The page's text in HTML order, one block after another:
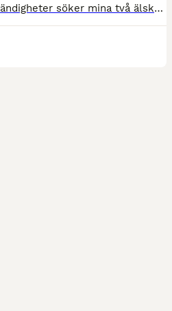
På grund av ändrade omständigheter söker mina två älskade valacker ett nytt hem tillsammans. Toppur från Virö Islandshäst, valack, 14 år, ca 145 cm, 5-gångare Toppur är en stor, snäll och trygg val